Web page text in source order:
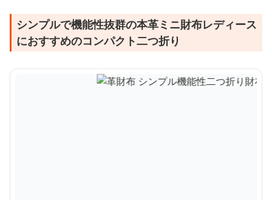
シンプルで機能性抜群の本革ミニ財布レディース
におすすめのコンパクト二つ折り